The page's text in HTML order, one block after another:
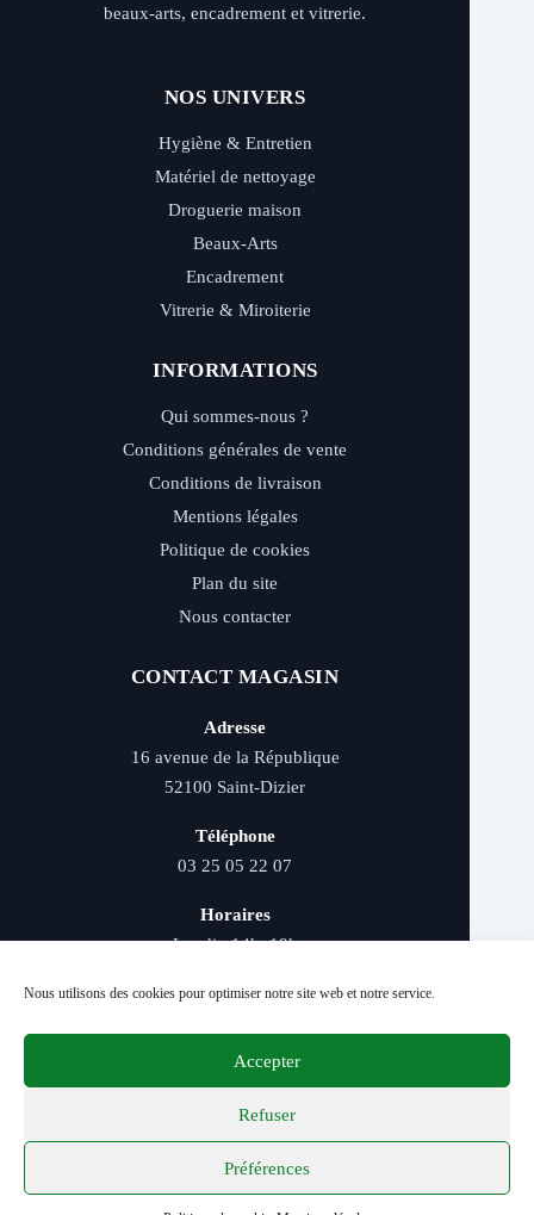
Nous utilisons des cookies pour optimiser notre site web et notre service.
Accepter
Refuser
Préférences
beaux-arts, encadrement et vitrerie.
NOS UNIVERS
Hygiène & Entretien
Matériel de nettoyage
Droguerie maison
Beaux-Arts
Encadrement
Vitrerie & Miroiterie
INFORMATIONS
Qui sommes-nous ?
Conditions générales de vente
Conditions de livraison
Mentions légales
Politique de cookies
Plan du site
Nous contacter
CONTACT MAGASIN
Adresse
16 avenue de la République
52100 Saint-Dizier
Téléphone
03 25 05 22 07
Horaires
Lundi : 14h–19h
Livraison rapide - Retrait magasin - Paiement
sécurisé - Conseils d’experts
© 2026 Distriver — Tous droits réservés.